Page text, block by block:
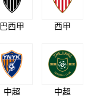
巴西甲 西甲
中超 中超